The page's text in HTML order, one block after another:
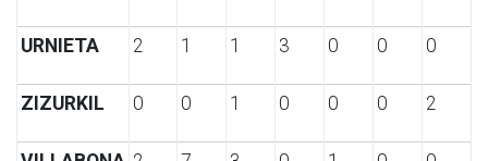
URNIETA 2 1 1 3 0 0 0
ZIZURKIL 0 0 1 0 0 0 2